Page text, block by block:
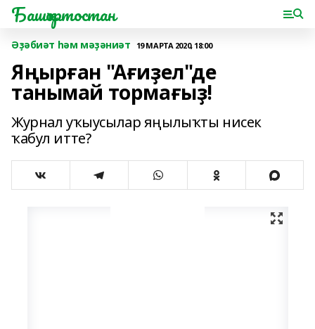
Башҡортостан
Әҙәбиәт һәм мәҙәниәт 19 МАРТА 2020, 18:00
Яңырған "Ағиҙел"де
танымай тормағыҙ!
Журнал уҡыусылар яңылыҡты нисек
ҡабул итте?